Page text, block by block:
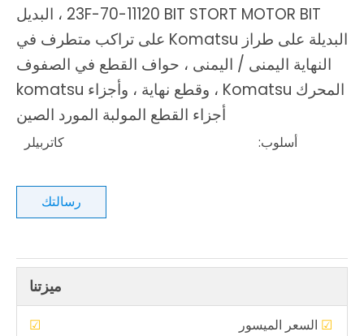
23F-70-11120 BIT STORT MOTOR BIT ، البديل
البديلة على طراز Komatsu على تراكب متطرف في
النهاية اليمنى / اليمنى ، حواف القطع في الصفوف
المحرك Komatsu ، وقطع نهاية ، وأجزاء komatsu
أجزاء القطع المولبة المورد الصين
أسلوب: كاتربيلر
رسالتك
ميزتنا
☑ السعر الميسور ☑